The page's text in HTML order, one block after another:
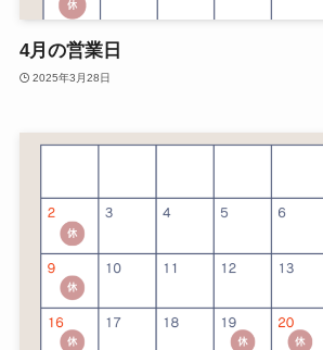
4月の営業日
2025年3月28日